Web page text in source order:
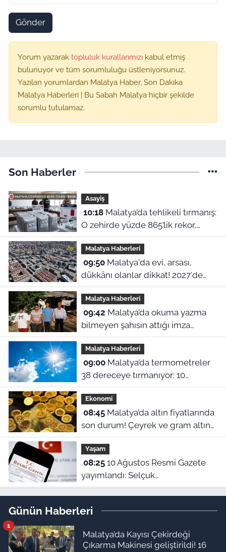
Gönder
Yorum yazarak topluluk kurallarımızı kabul etmiş
bulunuyor ve tüm sorumluluğu üstleniyorsunuz.
Yazılan yorumlardan Malatya Haber, Son Dakika
Malatya Haberleri | Bu Sabah Malatya hiçbir şekilde
sorumlu tutulamaz.
Son Haberler
Asayiş
10:18Malatya’da tehlikeli tırmanış:
O zehirde yüzde 865’lik rekor,
yarım milyon sentetik hap
yakalandı!
Malatya Haberleri
09:50Malatya'da evi, arsası,
dükkânı olanlar dikkat! 2027'de
vergi yükü artabilir
Malatya Haberleri
09:42
bilmeyen şahısın attığı imza
hayatını kararttı: 44 dönümlük
arsasından ve evinden oldu
Malatya Haberleri
09:00Malatya’da termometreler
38 dereceye tırmanıyor: 10
Ağustos’ta ilçeler arasında 5
derecelik fark!
Ekonomi
08:45Malatya’da altın fiyatlarında
son durum! Çeyrek ve gram altın
kaç TL Oldu? (10 Ağustos güncel
fiyatlar)
Yaşam
08:2510 Ağustos Resmi Gazete
yayımlandı: Selçuk
Üniversitesi'nde çok sayıda
Günün Haberleri
Malatya’da Kayısı Çekirdeği
Çıkarma Makinesi geliştirildi! 16
1